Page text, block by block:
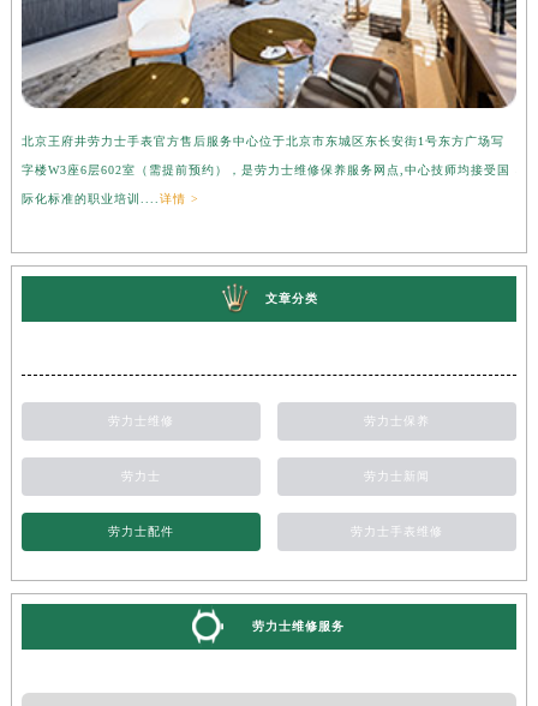
北京王府井劳力士手表官方售后服务中心位于北京市东城区东长安街1号东方广场写
字楼W3座6层602室（需提前预约），是劳力士维修保养服务网点,中心技师均接受国
际化标准的职业培训.... 详情 >
文章分类
劳力士维修 劳力士保养
劳力士 劳力士新闻
劳力士配件 劳力士手表维修
劳力士维修服务